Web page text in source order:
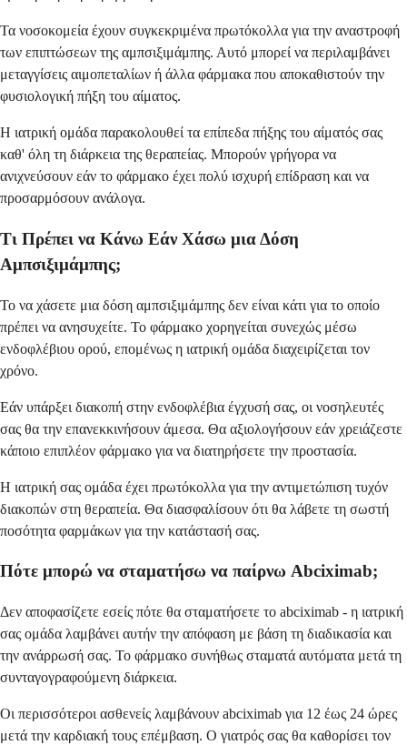
Τα νοσοκομεία έχουν συγκεκριμένα πρωτόκολλα για την αναστροφή
των επιπτώσεων της αμπσιξιμάμπης. Αυτό μπορεί να περιλαμβάνει
μεταγγίσεις αιμοπεταλίων ή άλλα φάρμακα που αποκαθιστούν την
φυσιολογική πήξη του αίματος.
Η ιατρική ομάδα παρακολουθεί τα επίπεδα πήξης του αίματός σας
καθ' όλη τη διάρκεια της θεραπείας. Μπορούν γρήγορα να
ανιχνεύσουν εάν το φάρμακο έχει πολύ ισχυρή επίδραση και να
προσαρμόσουν ανάλογα.
Τι Πρέπει να Κάνω Εάν Χάσω μια Δόση
Αμπσιξιμάμπης;
Το να χάσετε μια δόση αμπσιξιμάμπης δεν είναι κάτι για το οποίο
πρέπει να ανησυχείτε. Το φάρμακο χορηγείται συνεχώς μέσω
ενδοφλέβιου ορού, επομένως η ιατρική ομάδα διαχειρίζεται τον
χρόνο.
Εάν υπάρξει διακοπή στην ενδοφλέβια έγχυσή σας, οι νοσηλευτές
σας θα την επανεκκινήσουν άμεσα. Θα αξιολογήσουν εάν χρειάζεστε
κάποιο επιπλέον φάρμακο για να διατηρήσετε την προστασία.
Η ιατρική σας ομάδα έχει πρωτόκολλα για την αντιμετώπιση τυχόν
διακοπών στη θεραπεία. Θα διασφαλίσουν ότι θα λάβετε τη σωστή
ποσότητα φαρμάκων για την κατάστασή σας.
Πότε μπορώ να σταματήσω να παίρνω Abciximab;
Δεν αποφασίζετε εσείς πότε θα σταματήσετε το abciximab - η ιατρική
σας ομάδα λαμβάνει αυτήν την απόφαση με βάση τη διαδικασία και
την ανάρρωσή σας. Το φάρμακο συνήθως σταματά αυτόματα μετά τη
συνταγογραφούμενη διάρκεια.
Οι περισσότεροι ασθενείς λαμβάνουν abciximab για 12 έως 24 ώρες
μετά την καρδιακή τους επέμβαση. Ο γιατρός σας θα καθορίσει τον